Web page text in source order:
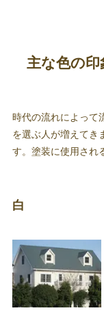
主な色の印
時代の流れによって
を選ぶ人が増えてき
す。塗装に使用され
白